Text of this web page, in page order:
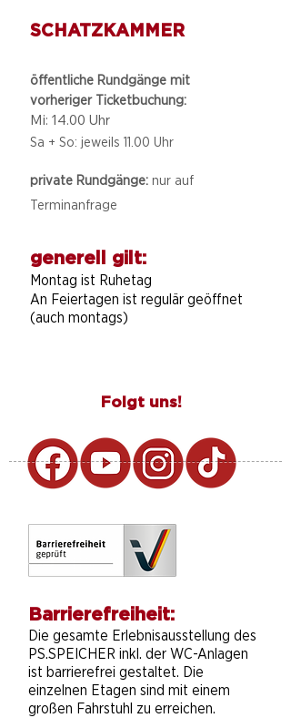
SCHATZKAMMER
öffentliche Rundgänge mit
vorheriger Ticketbuchung:
Mi: 14.00 Uhr
Sa + So: jeweils 11.00 Uhr
private Rundgänge: nur auf
Terminanfrage
generell gilt:
Montag ist Ruhetag
An Feiertagen ist regulär geöffnet
(auch montags)
Folgt uns!
Barrierefreiheit:
Die gesamte Erlebnisausstellung des
PS.SPEICHER inkl. der WC-Anlagen
ist barrierefrei gestaltet. Die
einzelnen Etagen sind mit einem
großen Fahrstuhl zu erreichen.